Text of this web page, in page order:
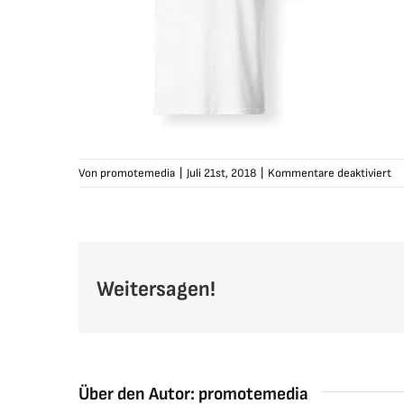
Von promotemedia Juli 21st, 2018 Kommentare deaktiviertfür
Weitersagen!
Über den Autor: promotemedia